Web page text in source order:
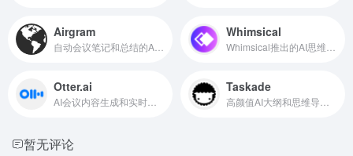
Airgram Whimsical
Otter.ai Taskade
暂无评论